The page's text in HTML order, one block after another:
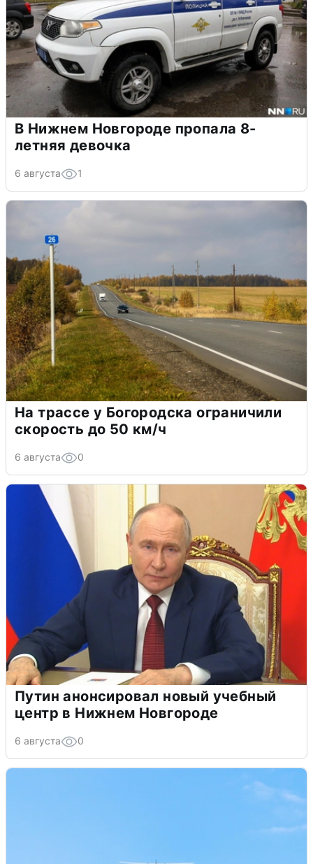
В Нижнем Новгороде пропала 8-
летняя девочка
6 августа 1
На трассе у Богородска ограничили
скорость до 50 км/ч
6 августа 0
Путин анонсировал новый учебный
центр в Нижнем Новгороде
6 августа 0